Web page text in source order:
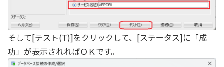
そして[テスト(T)]をクリックして、[ステータス]に「成
功」が表示されればＯＫです。